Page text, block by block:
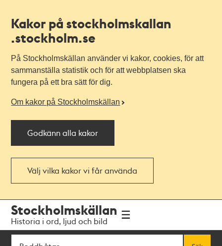
Kakor på stockholmskallan
.stockholm.se
På Stockholmskällan använder vi kakor, cookies, för att
sammanställa statistik och för att webbplatsen ska
fungera på ett bra sätt för dig.
Om kakor på Stockholmskällan
Godkänn alla kakor
Välj vilka kakor vi får använda
navigationen
huvudinnehållet
Stockholmskällan
Historia i ord, ljud och bild
Sök